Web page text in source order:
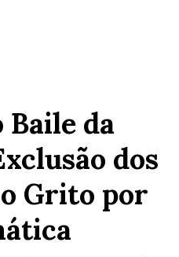
Baile da
dos
Grito por